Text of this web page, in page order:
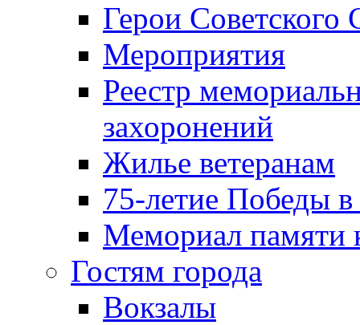
Герои Советского
Мероприятия
Реестр
захоронений
Жилье ветеранам
75-летие Победы
Мемориал памяти
Гостям города
Вокзалы